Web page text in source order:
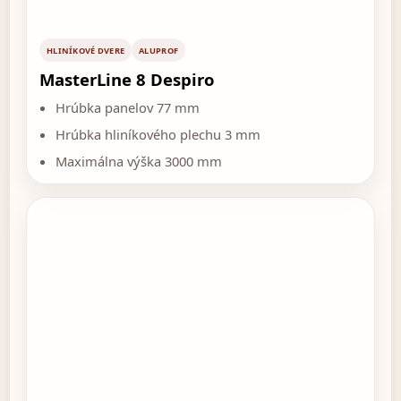
HLINÍKOVÉ DVERE ALUPROF
MasterLine 8 Despiro
Hrúbka panelov 77 mm
Hrúbka hliníkového plechu 3 mm
Maximálna výška 3000 mm